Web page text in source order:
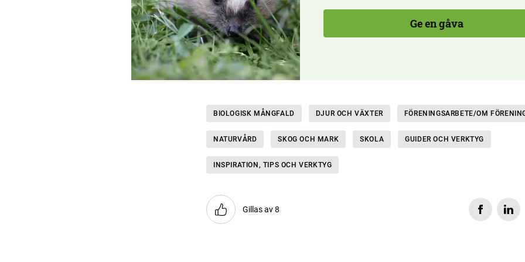
Ge en gåva
BIOLOGISK MÅNGFALD DJUR OCH VÄXTER FÖRENINGSARBETE/OM
NATURVÅRD SKOG OCH MARK SKOLA GUIDER OCH VERKTYG
INSPIRATION, TIPS OCH VERKTYG
Gillas av 8